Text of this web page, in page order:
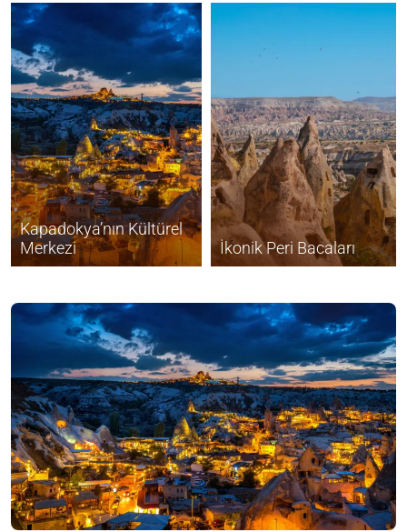
Kapadokya’nın Kültürel
Merkezi
İkonik Peri Bacaları